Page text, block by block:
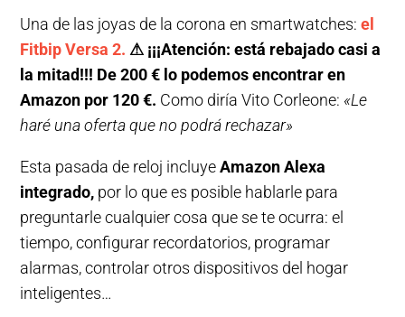
Una de las joyas de la corona en smartwatches:el
Fitbip Versa 2. ⚠ ¡¡¡Atención: está rebajado casi a
la mitad!!! De 200 € lo podemos encontrar en
Amazon por 120 €. Como diría Vito Corleone: «Le
haré una oferta que no podrá rechazar»
Esta pasada de reloj incluyeAmazon Alexa
integrado, por lo que es posible hablarle para
preguntarle cualquier cosa que se te ocurra: el
tiempo, configurar recordatorios, programar
alarmas, controlar otros dispositivos del hogar
inteligentes…